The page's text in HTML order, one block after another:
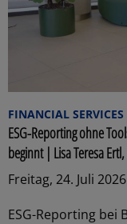
FINANCIAL SERVICES
ESG-Reporting ohne
beginnt | Lisa Teresa
Freitag, 24. Juli
ESG-Reporting bei